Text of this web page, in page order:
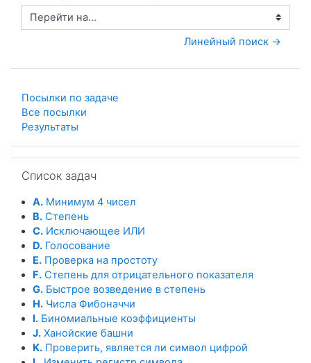
Перейти на...
Линейный поиск →
Посылки по задаче
Все посылки
Результаты
Список задач
A. Минимум 4 чисел
B. Степень
C. Исключающее ИЛИ
D. Голосование
E. Проверка на простоту
F. Степень для отрицательного показателя
G. Быстрое возведение в степень
H. Числа Фибоначчи
I. Биномиальные коэффициенты
J. Ханойские башни
K. Проверить, является ли символ цифрой